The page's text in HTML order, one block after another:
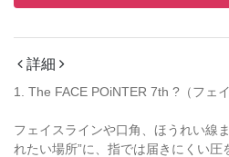
詳細
1. The FACE POiNTER 7th ?（フェ
フェイスラインや口角、ほうれい線
れたい場所”に、指では届きにくい